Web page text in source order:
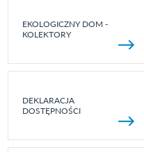
EKOLOGICZNY DOM -
KOLEKTORY
DEKLARACJA
DOSTĘPNOŚCI